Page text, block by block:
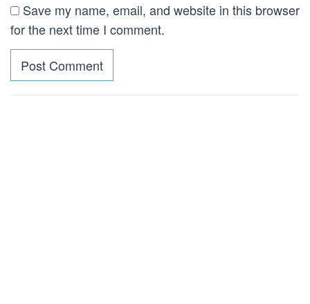
Save my name, email, and website in this browser
for the next time I comment.